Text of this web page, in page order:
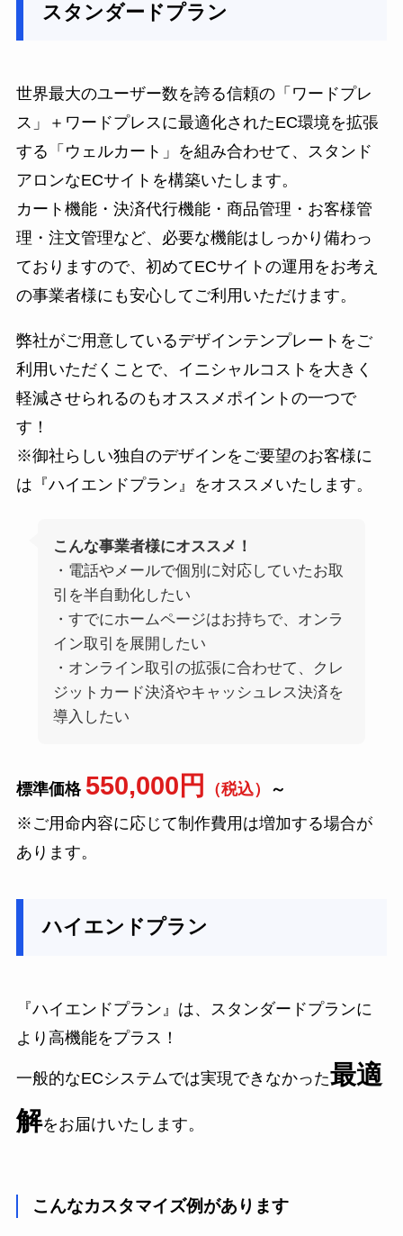
スタンダードプラン
世界最大のユーザー数を誇る信頼の「ワードプレ
ス」＋ワードプレスに最適化されたEC環境を拡張
する「ウェルカート」を組み合わせて、スタンド
アロンなECサイトを構築いたします。
カート機能・決済代行機能・商品管理・お客様管
理・注文管理など、必要な機能はしっかり備わっ
ておりますので、初めてECサイトの運用をお考え
の事業者様にも安心してご利用いただけます。
弊社がご用意しているデザインテンプレートをご
利用いただくことで、イニシャルコストを大きく
軽減させられるのもオススメポイントの一つで
す！
※御社らしい独自のデザインをご要望のお客様に
は『ハイエンドプラン』をオススメいたします。
こんな事業者様にオススメ！
・電話やメールで個別に対応していたお取
引を半自動化したい
・すでにホームページはお持ちで、オンラ
イン取引を展開したい
・オンライン取引の拡張に合わせて、クレ
ジットカード決済やキャッシュレス決済を
導入したい
標準価格 550,000円 （税込）
～
※ご用命内容に応じて制作費用は増加する場合が
あります。
ハイエンドプラン
『ハイエンドプラン』は、スタンダードプランに
より高機能をプラス！
一般的なECシステムでは実現できなかった最適
解をお届けいたします。
こんなカスタマイズ例があります